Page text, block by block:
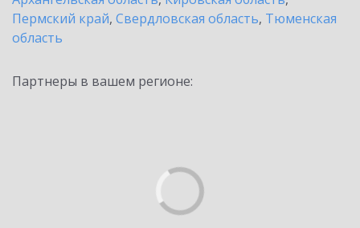
Пермский край, Свердловская область, Тюменская
область
Партнеры в вашем регионе: